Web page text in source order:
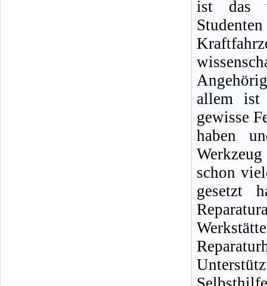
ist das
allem ist
gewisse
haben
schon
gesetzt